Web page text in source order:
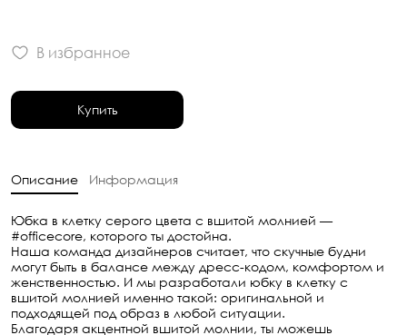
В избранное
Купить
Описание Информация
Юбка в клетку серого цвета с вшитой молнией —
#officecore, которого ты достойна.
Наша команда дизайнеров считает, что скучные будни
могут быть в балансе между дресс-кодом, комфортом и
женственностью. И мы разработали юбку в клетку с
вшитой молнией именно такой: оригинальной и
подходящей под образ в любой ситуации.
Благодаря акцентной вшитой молнии, ты можешь